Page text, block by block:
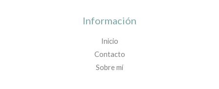
Información
Inicio
Contacto
Sobre mí